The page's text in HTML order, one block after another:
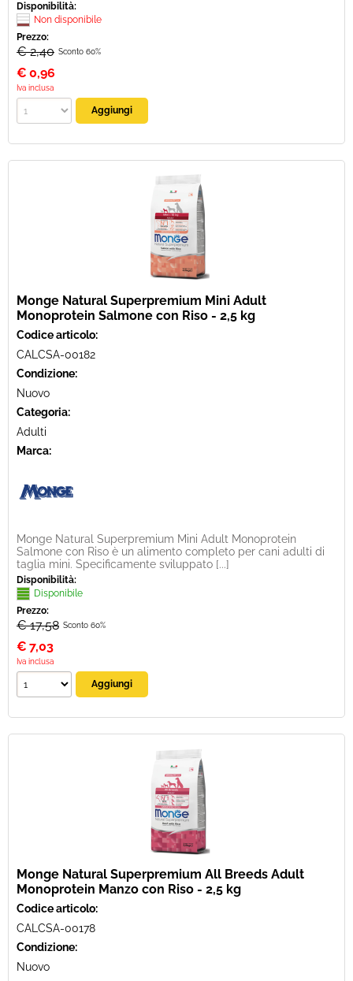
Disponibilità:
Non disponibile
Prezzo:
€ 2,40 Sconto 60%
€ 0,96
Iva inclusa
Monge Natural Superpremium Mini Adult
Monoprotein Salmone con Riso - 2,5 kg
Codice articolo:
CALCSA-00182
Condizione:
Nuovo
Categoria:
Adulti
Marca:
Monge Natural Superpremium Mini Adult Monoprotein
Salmone con Riso è un alimento completo per cani adulti di
taglia mini. Specificamente sviluppato [...]
Disponibilità:
Disponibile
Prezzo:
€ 17,58 Sconto 60%
€ 7,03
Iva inclusa
Monge Natural Superpremium All Breeds Adult
Monoprotein Manzo con Riso - 2,5 kg
Codice articolo:
CALCSA-00178
Condizione:
Nuovo